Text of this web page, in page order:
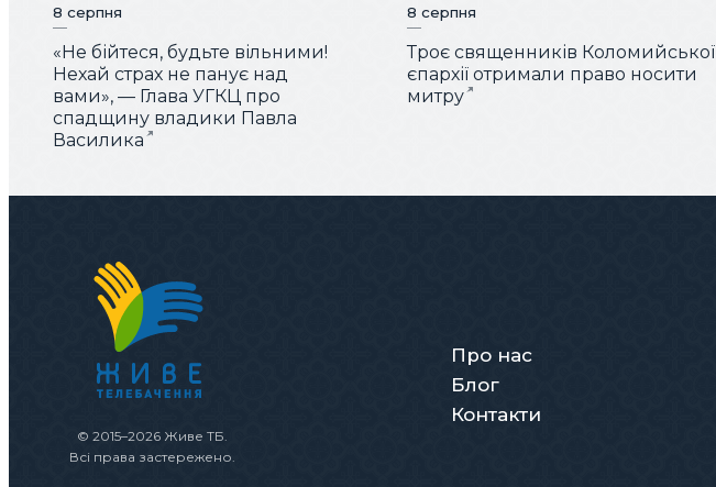
8 серпня
«Не бійтеся, будьте вільними!
Нехай страх не панує над
вами», — Глава УГКЦ про
спадщину владики Павла
Василика
8 серпня
Троє священників Коломийської
єпархії отримали право носити
митру
© 2015–2026 Живе ТБ.
Всі права застережено.
Про нас
Блог
Контакти